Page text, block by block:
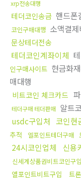
xrp전송대행
테더코인송금 핸드폰
코인구매대행 소액결
문상테더전송
테더코인계좌이체
인구매사이트 현금화
매대행
비트코인 체크카드
테더구매 테더판매 알트
usdc구입처 코인현
추적
엘포인트테더구매
24시코인업체
신용
신세계상품권비트코인구입
엘포인트비트구입 트